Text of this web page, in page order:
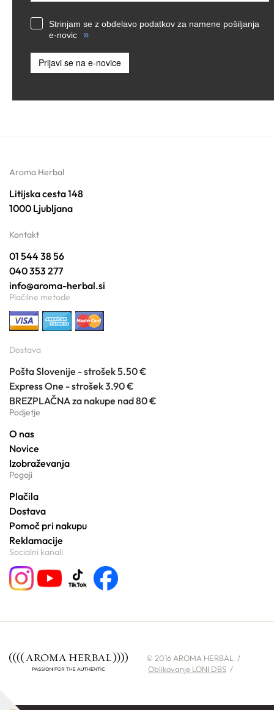
Strinjam se z obdelavo podatkov za namene pošiljanja
e-novic
»
Prijavi se na e-novice
Aroma Herbal
Litijska cesta 148
1000 Ljubljana
Kontakt
01 544 38 56
040 353 277
info@aroma-herbal.si
Plačilne metode
Dostava
Pošta Slovenije - strošek 5.50 €
Express One - strošek 3.90 €
BREZPLAČNA za nakupe nad 80 €
Podjetje
O nas
Novice
Izobraževanja
Pogoji
Plačila
Dostava
Pomoč pri nakupu
Reklamacije
Socialni kanali
© 2016 AROMA HERBAL /
Oblikovanje LONI DBS /